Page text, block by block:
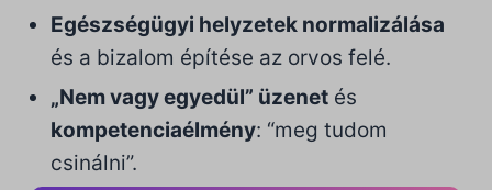
Egészségügyi helyzetek normalizálása
és a bizalom építése az orvos felé.
„Nem vagy egyedül” üzenetés
kompetenciaélmény: “meg tudom
csinálni”.